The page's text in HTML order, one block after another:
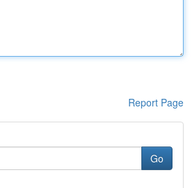
Report Page
Go